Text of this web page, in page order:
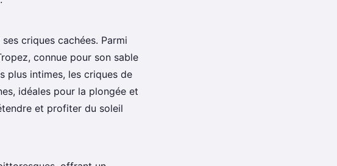
ses criques cachées. Parmi
connue pour son sable
plus intimes, les criques de
idéales pour la plongée et
et profiter du soleil